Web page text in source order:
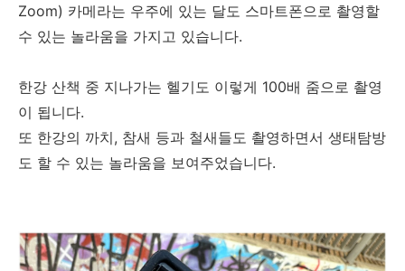
Zoom) 카메라는 우주에 있는 달도 스마트폰으로 촬영할
수 있는 놀라움을 가지고 있습니다.
한강 산책 중 지나가는 헬기도 이렇게 100배 줌으로 촬영
이 됩니다.
또 한강의 까치, 참새 등과 철새들도 촬영하면서 생태탐방
도 할 수 있는 놀라움을 보여주었습니다.